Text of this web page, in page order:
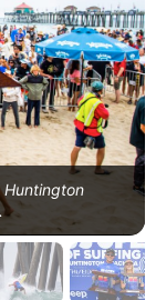
Huntington